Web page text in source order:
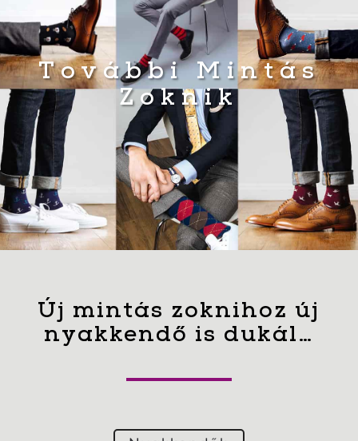
További Mintás
Zoknik
Új mintás zoknihoz új
nyakkendő is dukál…